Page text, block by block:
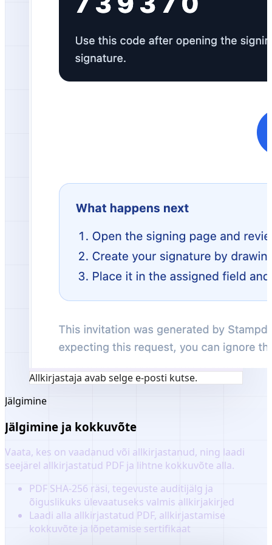
Allkirjastaja avab selge e-posti kutse.
Jälgimine
Jälgimine ja kokkuvõte
Vaata, kes on vaadanud või allkirjastanud, ning laadi
seejärel allkirjastatud PDF ja lihtne kokkuvõte alla.
PDF SHA-256 räsi, tegevuste auditijälg ja
õiguslikuks ülevaatuseks valmis allkirjakirjed
Laadi alla allkirjastatud PDF, allkirjastamise
kokkuvõte ja lõpetamise sertifikaat